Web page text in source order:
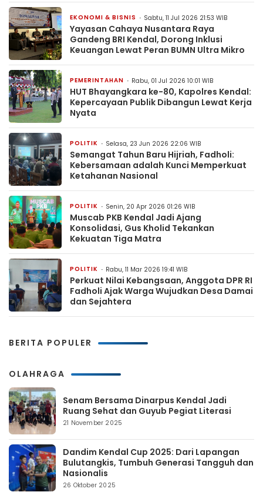
EKONOMI & BISNIS Sabtu, 11 Jul 2026 21:53 WIB
Yayasan Cahaya Nusantara Raya
Gandeng BRI Kendal, Dorong Inklusi
Keuangan Lewat Peran BUMN Ultra Mikro
PEMERINTAHAN Rabu, 01 Jul 2026 10:01 WIB
HUT Bhayangkara ke-80, Kapolres Kendal:
Kepercayaan Publik Dibangun Lewat Kerja
Nyata
POLITIK Selasa, 23 Jun 2026 22:06 WIB
Semangat Tahun Baru Hijriah, Fadholi:
Kebersamaan adalah Kunci Memperkuat
Ketahanan Nasional
POLITIK Senin, 20 Apr 2026 01:26 WIB
Muscab PKB Kendal Jadi Ajang
Konsolidasi, Gus Kholid Tekankan
Kekuatan Tiga Matra
POLITIK Rabu, 11 Mar 2026 19:41 WIB
Perkuat Nilai Kebangsaan, Anggota DPR RI
Fadholi Ajak Warga Wujudkan Desa Damai
dan Sejahtera
BERITA POPULER
OLAHRAGA
Senam Bersama Dinarpus Kendal Jadi
Ruang Sehat dan Guyub Pegiat Literasi
21 November 2025
Dandim Kendal Cup 2025: Dari Lapangan
Bulutangkis, Tumbuh Generasi Tangguh dan
Nasionalis
26 Oktober 2025